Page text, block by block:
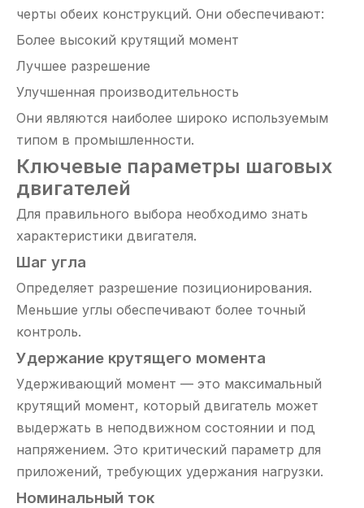
черты обеих конструкций. Они обеспечивают:
Более высокий крутящий момент
Лучшее разрешение
Улучшенная производительность
Они являются наиболее широко используемым
типом в промышленности.
Ключевые параметры шаговых
двигателей
Для правильного выбора необходимо знать
характеристики двигателя.
Шаг угла
Определяет разрешение позиционирования.
Меньшие углы обеспечивают более точный
контроль.
Удержание крутящего момента
Удерживающий момент — это максимальный
крутящий момент, который двигатель может
выдержать в неподвижном состоянии и под
напряжением. Это критический параметр для
приложений, требующих удержания нагрузки.
Номинальный ток